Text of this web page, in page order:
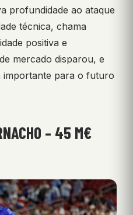
profundidade ao ataque
técnica, chama
positiva e
mercado disparou, e
importante para o futuro
– 45 M€